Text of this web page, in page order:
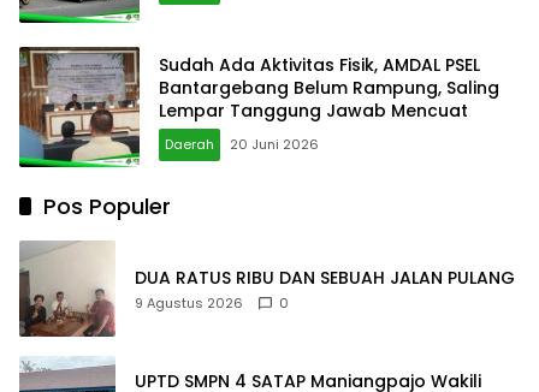
Sudah Ada Aktivitas Fisik, AMDAL PSEL
Bantargebang Belum Rampung, Saling
Lempar Tanggung Jawab Mencuat
Daerah 20 Juni 2026
Pos Populer
DUA RATUS RIBU DAN SEBUAH JALAN PULANG
9 Agustus 2026 0
UPTD SMPN 4 SATAP Maniangpajo Wakili